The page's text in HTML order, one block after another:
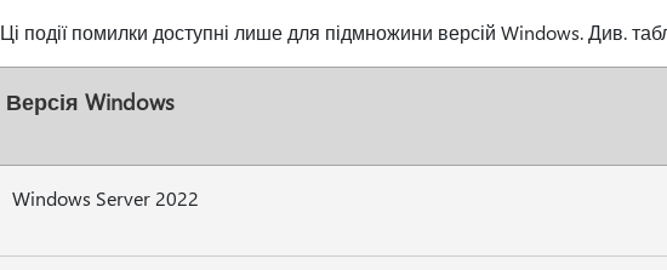
Ці події помилки доступні лише для підмножини версій Windows. Див.
Версія Windows
Windows Server 2022